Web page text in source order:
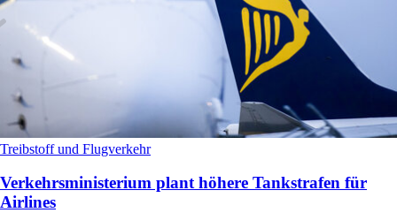
Treibstoff und Flugverkehr
Verkehrsministerium plant höhere Tankstrafen für
Airlines